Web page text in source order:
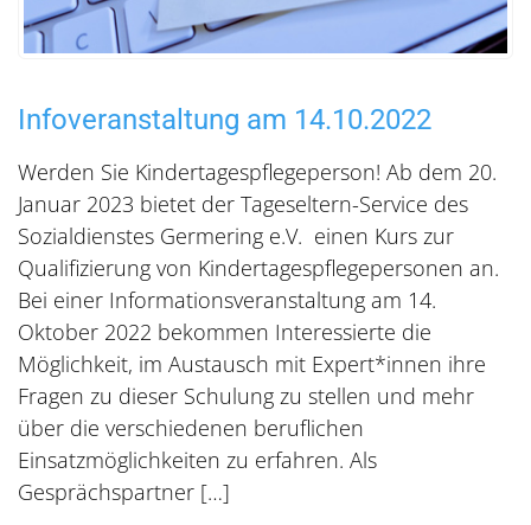
Infoveranstaltung am 14.10.2022
Werden Sie Kindertagespflegeperson! Ab dem 20.
Januar 2023 bietet der Tageseltern-Service des
Sozialdienstes Germering e.V. einen Kurs zur
Qualifizierung von Kindertagespflegepersonen an.
Bei einer Informationsveranstaltung am 14.
Oktober 2022 bekommen Interessierte die
Möglichkeit, im Austausch mit Expert*innen ihre
Fragen zu dieser Schulung zu stellen und mehr
über die verschiedenen beruflichen
Einsatzmöglichkeiten zu erfahren. Als
Gesprächspartner […]